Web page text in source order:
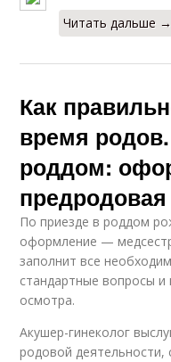
Читать дальше →
Как
время
роддом:
По приезде в роддом
оформление —
заполнит все
стандартные вопросы и
осмотра.
Акушер-гинеколог
родовой деятельности,